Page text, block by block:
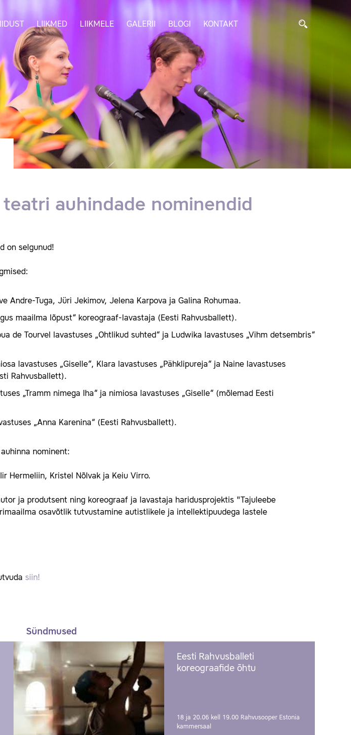
LIIKMED LIIKMELE GALERII BLOGI KONTAKT
auhindade nominendid
on selgunud!
Andre-Tuga, Jüri Jekimov, Jelena Karpova ja Galina Rohumaa.
maailma lõpust“ koreograaf-lavastaja (Eesti Rahvusballett).
de Tourvel lavastuses „Ohtlikud suhted“ ja Ludwika lavastuses „Vihm detsembris“
lavastuses „Giselle“, Klara lavastuses „Pähklipureja“ ja Naine lavastuses
Rahvusballett).
„Tramm nimega Iha“ ja nimiosa lavastuses „Giselle“ (mõlemad Eesti
„Anna Karenina“ (Eesti Rahvusballett).
nominent:
Hermeliin, Kristel Nõlvak ja Keiu Virro.
ja produtsent ning koreograaf ja lavastaja haridusprojektis "Tajuleebe
osavõtlik tutvustamine autistlikele ja intellektipuudega lastele
siin!
Sündmused
Eesti Rahvusballeti
koreograafide õhtu
18 ja 20.06 kell 19.00 Rahvusooper Estonia
kammersaal